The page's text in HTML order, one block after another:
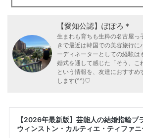
【愛知公認】ぽぽろ＊
生まれも育ちも生粋の名古屋っ
きで最近は韓国での美容旅行
ーディネーターとしての経験は
婚式を通して感じた「そう、こ
という情報を、友達におすすめ
します(^^)♡
【2026年最新版】芸能人の結婚指輪ブ
ウィンストン・カルティエ・ティファ